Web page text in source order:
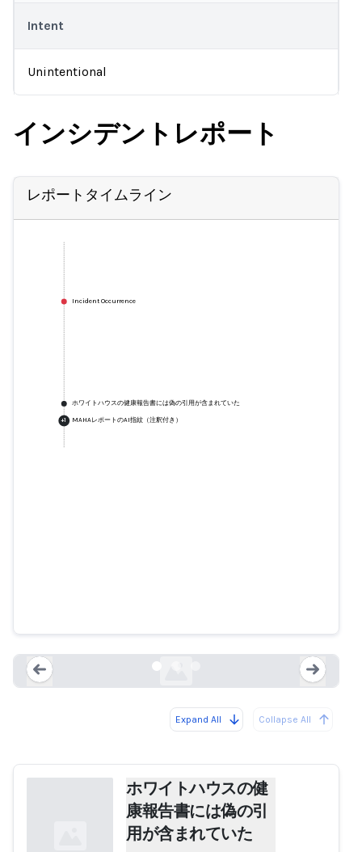
Intent
Unintentional
インシデントレポート
レポートタイムライン
Incident Occurrence
ホワイトハウスの健康報告書には偽の引用が含まれていた
+1 MAHAレポートのAI指紋（注釈付き）
Expand All Collapse All
ホワイトハウスの健
康報告書には偽の引
用が含まれていた